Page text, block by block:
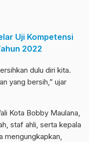
Uji Kompetensi
2022
dulu diri kita.
yang bersih,” ujar
Kota Bobby Maulana,
staf ahli, serta kepala
mengungkapkan,